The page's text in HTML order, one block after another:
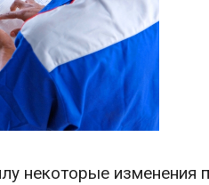
некоторые изменения